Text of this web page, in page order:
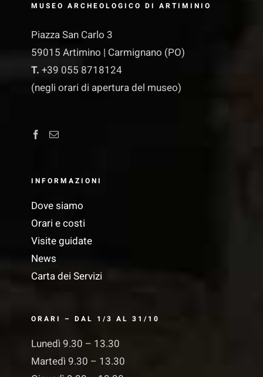
MUSEO ARCHEOLOGICO DI ARTIMINIO
Piazza San Carlo 3
59015 Artimino | Carmignano (PO)
T. +39 055 8718124
(negli orari di apertura del museo)
INFORMAZIONI
Dove siamo
Orari e costi
Visite guidate
News
Carta dei Servizi
ORARI – DAL 1/3 AL 31/10
Lunedì 9.30 – 13.30
Martedì 9.30 – 13.30